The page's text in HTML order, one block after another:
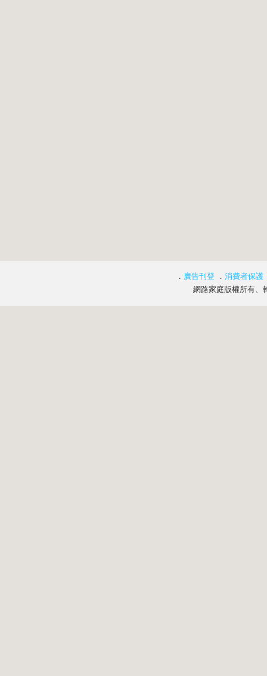
． 廣告刊登 ． 消費者保護
網路家庭版權所有、